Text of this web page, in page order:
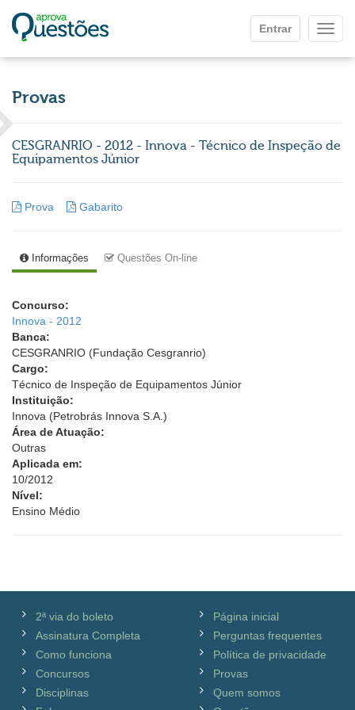
Entrar
Provas
CESGRANRIO - 2012 - Innova - Técnico de Inspeção de
Equipamentos Júnior
Prova Gabarito
Informações Questões On-line
Concurso:
Innova - 2012
Banca:
CESGRANRIO (Fundação Cesgranrio)
Cargo:
Técnico de Inspeção de Equipamentos Júnior
Instituição:
Innova (Petrobrás Innova S.A.)
Área de Atuação:
Outras
Aplicada em:
10/2012
Nível:
Ensino Médio
2ª via do boleto
Assinatura Completa
Como funciona
Concursos
Disciplinas
Página inicial
Perguntas frequentes
Política de privacidade
Provas
Quem somos